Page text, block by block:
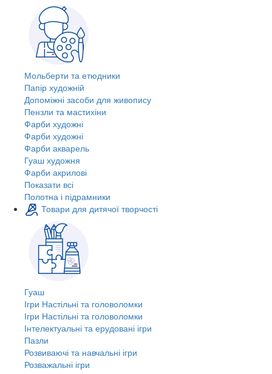
Мольберти та етюдники
Папір художній
Допоміжні засоби для живопису
Пензли та мастихіни
Фарби художні
Фарби художні
Фарби акварель
Гуаш художня
Фарби акрилові
Показати всі
Полотна і підрамники
Товари для дитячої творчості
Гуаш
Ігри Настільні та головоломки
Ігри Настільні та головоломки
Інтелектуальні та ерудовані ігри
Пазли
Розвиваючі та навчальні ігри
Розважальні ігри